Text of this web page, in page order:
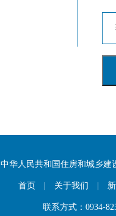
中华人民共和国住房和城乡建
首页 关于我们
联系方式：0934-